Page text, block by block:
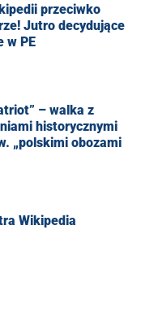
przeciwko
Jutro decydujące
w PE
– walka z
historycznymi
„polskimi obozami
Wikipedia